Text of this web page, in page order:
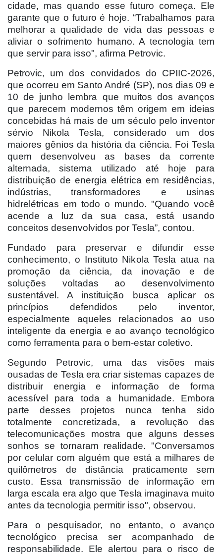
cidade, mas quando esse futuro começa. Ele
garante que o futuro é hoje. “Trabalhamos para
melhorar a qualidade de vida das pessoas e
aliviar o sofrimento humano. A tecnologia tem
que servir para isso", afirma Petrovic.
Petrovic, um dos convidados do CPIIC-2026,
que ocorreu em Santo André (SP), nos dias 09 e
10 de junho lembra que muitos dos avanços
que parecem modernos têm origem em ideias
concebidas há mais de um século pelo inventor
sérvio Nikola Tesla, considerado um dos
maiores gênios da história da ciência. Foi Tesla
quem desenvolveu as bases da corrente
alternada, sistema utilizado até hoje para
distribuição de energia elétrica em residências,
indústrias, transformadores e usinas
hidrelétricas em todo o mundo. "Quando você
acende a luz da sua casa, está usando
conceitos desenvolvidos por Tesla”, contou.
Fundado para preservar e difundir esse
conhecimento, o Instituto Nikola Tesla atua na
promoção da ciência, da inovação e de
soluções voltadas ao desenvolvimento
sustentável. A instituição busca aplicar os
princípios defendidos pelo inventor,
especialmente aqueles relacionados ao uso
inteligente da energia e ao avanço tecnológico
como ferramenta para o bem-estar coletivo.
Segundo Petrovic, uma das visões mais
ousadas de Tesla era criar sistemas capazes de
distribuir energia e informação de forma
acessível para toda a humanidade. Embora
parte desses projetos nunca tenha sido
totalmente concretizada, a revolução das
telecomunicações mostra que alguns desses
sonhos se tornaram realidade. "Conversamos
por celular com alguém que está a milhares de
quilômetros de distância praticamente sem
custo. Essa transmissão de informação em
larga escala era algo que Tesla imaginava muito
antes da tecnologia permitir isso", observou.
Para o pesquisador, no entanto, o avanço
tecnológico precisa ser acompanhado de
responsabilidade. Ele alertou para o risco de